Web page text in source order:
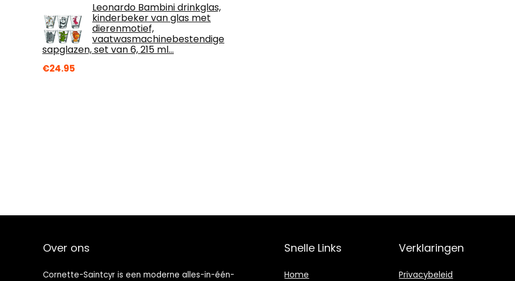
Leonardo Bambini drinkglas,
kinderbeker van glas met
dierenmotief,
vaatwasmachinebestendige
sapglazen, set van 6, 215 ml…
€24.95
Over ons
Cornette-Saintcyr is een moderne alles-in-één-
Snelle Links
Home
Verklaringen
Privacybeleid